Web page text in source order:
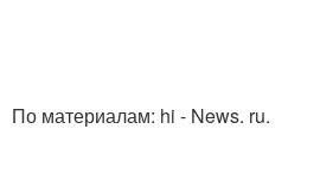
По материалам: hi - News. ru.